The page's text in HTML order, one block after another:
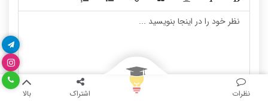
نظرات اشتراک بالا
نظر رتبه 11 کنکور 1400
-
-
-